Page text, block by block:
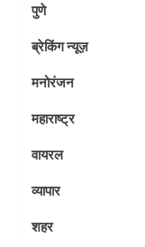
पुणे
ब्रेकिंग न्यूज़
मनोरंजन
महाराष्ट्र
वायरल
व्यापार
शहर